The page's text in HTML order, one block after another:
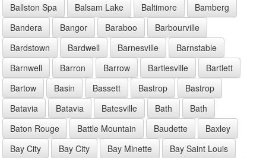
Ballston Spa
Balsam Lake Baltimore
Bamberg
Bandera
Bangor Baraboo
Barbourville
Bardstown
Bardwell Barnesville
Barnstable
Barnwell
Barron Barrow Bartlesville
Bartlett
Bartow
Basin Bassett Bastrop
Bastrop
Batavia
Batavia Batesville Bath
Bath
Baton Rouge
Battle Mountain Baudette
Baxley
Bay City
Bay City Bay Minette
Bay Saint Louis